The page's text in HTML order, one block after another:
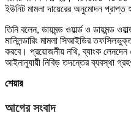
ইউনিট মামলা দায়েরের অনুমোদন প্রাপ্ত
তিনি বলেন, ডায়মন্ড ওয়ার্ল্ড ও ডায়মন্ড
মানিলন্ডারিং মামলা সিআইডির
করবে। প্রয়োজনীয় নথি, ব্যাংক লেনদেন
আইনানুযায়ী নিবিড় তদন্তের ব্যবস্থা
শেয়ার
আগের সংবাদ